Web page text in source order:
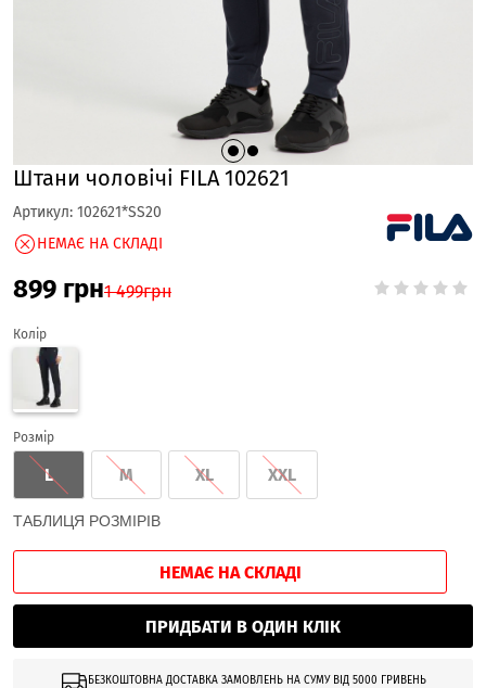
Штани чоловічі FILA 102621
Артикул: 102621*SS20
НЕМАЄ НА СКЛАДІ
899 грн1 499грн
Колір
Розмір
L M XL XXL
ТАБЛИЦЯ РОЗМІРІВ
НЕМАЄ НА СКЛАДІ
ПРИДБАТИ В ОДИН КЛІК
БЕЗКОШТОВНА ДОСТАВКА ЗАМОВЛЕНЬ НА СУМУ ВІД 5000 ГРИВЕНЬ